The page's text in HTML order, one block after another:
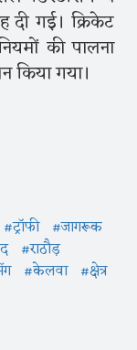
दी गई। क्रिकेट
की पालना
किया गया।
#ट्रॉफी #जागरूक
#राठौड़
#केलवा #क्षेत्र